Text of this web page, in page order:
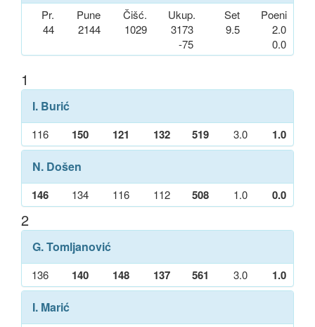
Pr. Pune Čišć. Ukup. Set
Poeni
44
2144 1029
3173
-75
9.5
2.0
0.0
1
I. Burić
116 150 121 132 519 3.0 1.0
N. Došen
146 134 116 112 508 1.0 0.0
2
G. Tomljanović
136 140 148 137 561 3.0 1.0
I. Marić